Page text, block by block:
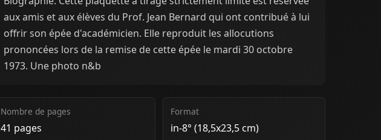
aux amis et aux élèves du Prof. Jean Bernard qui ont contribué à lui
offrir son épée d'académicien. Elle reproduit les allocutions
prononcées lors de la remise de cette épée le mardi 30 octobre
1973. Une photo n&b
Nombre de pages
41 pages
Format
in-8° (18,5x23,5 cm)